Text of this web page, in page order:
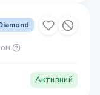
Активний